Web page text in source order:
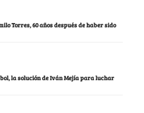
Torres, 60 años después de haber sido
la solución de Iván Mejía para luchar